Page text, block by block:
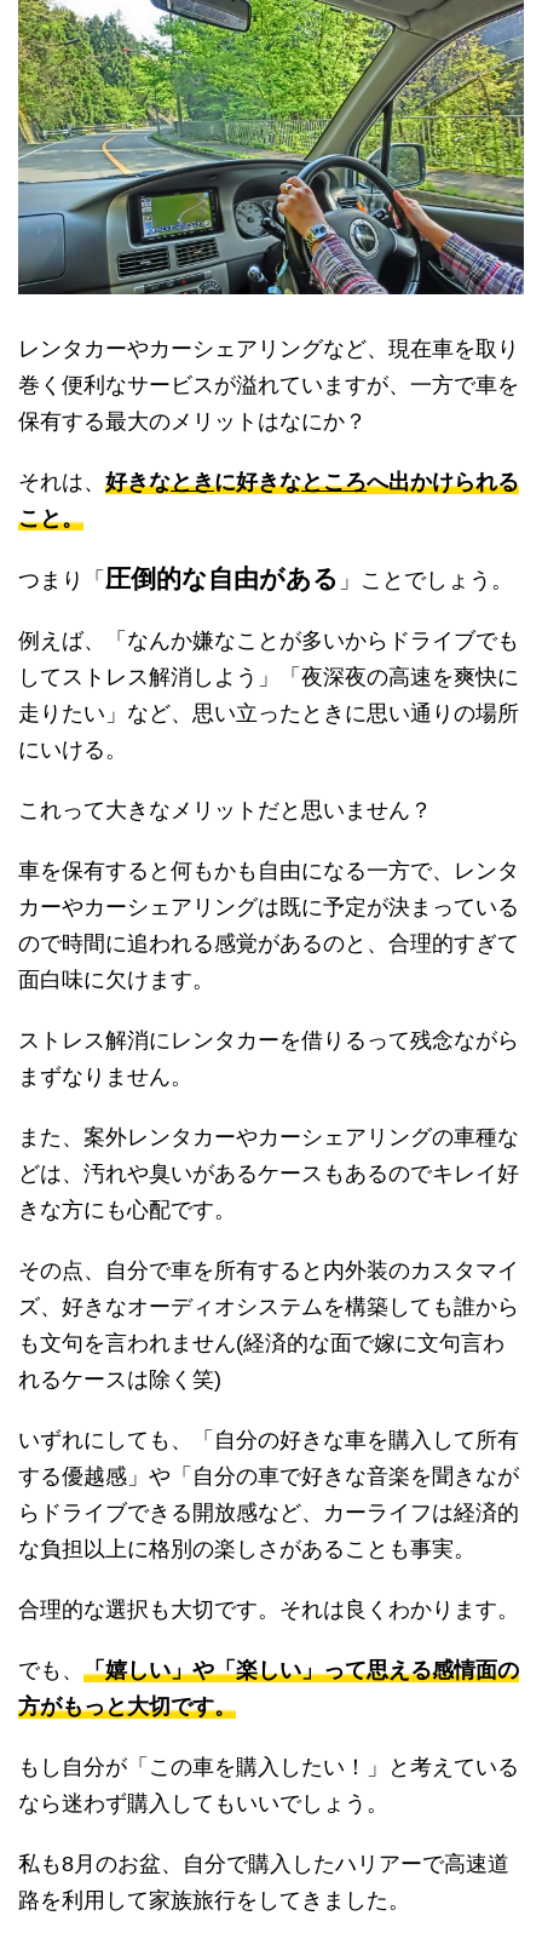
レンタカーやカーシェアリングなど、現在車を取り
巻く便利なサービスが溢れていますが、一方で車を
保有する最大のメリットはなにか？
それは、 好きなときに好きなところへ出かけられる
こと。
つまり「 圧倒的な自由がある 」ことでしょう。
例えば、「なんか嫌なことが多いからドライブでも
してストレス解消しよう」「夜深夜の高速を爽快に
走りたい」など、思い立ったときに思い通りの場所
にいける。
これって大きなメリットだと思いません？
車を保有すると何もかも自由になる一方で、レンタ
カーやカーシェアリングは既に予定が決まっている
ので時間に追われる感覚があるのと、合理的すぎて
面白味に欠けます。
ストレス解消にレンタカーを借りるって残念ながら
まずなりません。
また、案外レンタカーやカーシェアリングの車種な
どは、汚れや臭いがあるケースもあるのでキレイ好
きな方にも心配です。
その点、自分で車を所有すると内外装のカスタマイ
ズ、好きなオーディオシステムを構築しても誰から
も文句を言われません(経済的な面で嫁に文句言わ
れるケースは除く笑)
いずれにしても、「自分の好きな車を購入して所有
する優越感」や「自分の車で好きな音楽を聞きなが
らドライブできる開放感など、カーライフは経済的
な負担以上に格別の楽しさがあることも事実。
合理的な選択も大切です。それは良くわかります。
でも、 「嬉しい」や「楽しい」って思える感情面の
方がもっと大切です。
もし自分が「この車を購入したい！」と考えている
なら迷わず購入してもいいでしょう。
私も8月のお盆、自分で購入したハリアーで高速道
路を利用して家族旅行をしてきました。